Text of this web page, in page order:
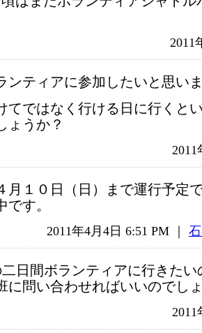
2011
ンティアに参加したいと思い
てではなく行ける日に行くと
ょうか？
2011
月１０日（日）まで運行予定
です。
2011年4月4日 6:51 PM ｜
二日間ボランティアに行きた
に問い合わせればいいのでし
2011